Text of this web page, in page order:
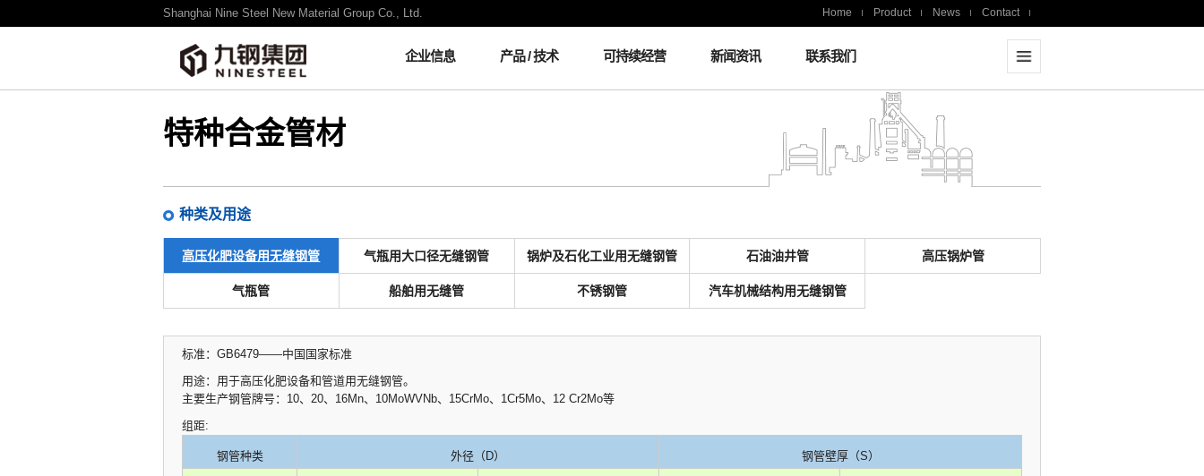
Shanghai Nine Steel New Material Group Co., Ltd. Home Product News Contact
企业信息 产品 / 技术 可持续经营 新闻资讯 联系我们
产品 / 技术 NINE STEEL产品
特种合金管材
种类及用途
高压化肥设备用无缝钢管 气瓶用大口径无缝钢管 锅炉及石化工业用无缝钢管 石油油井管 高压锅炉管
气瓶管 船舶用无缝管 不锈钢管 汽车机械结构用无缝钢管
标准：GB6479——中国国家标准
用途：用于高压化肥设备和管道用无缝钢管。
主要生产钢管牌号：10、20、16Mn、10MoWVNb、15CrMo、1Cr5Mo、12 Cr2Mo等
组距:
钢管种类 外径（D） 钢管壁厚（S）